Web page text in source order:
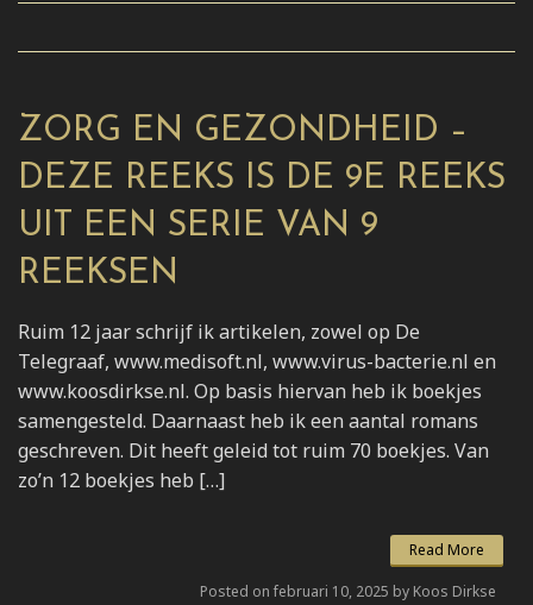
ZORG EN GEZONDHEID –
DEZE REEKS IS DE 9E REEKS
UIT EEN SERIE VAN 9
REEKSEN
Ruim 12 jaar schrijf ik artikelen, zowel op De
Telegraaf, www.medisoft.nl, www.virus-bacterie.nl en
www.koosdirkse.nl. Op basis hiervan heb ik boekjes
samengesteld. Daarnaast heb ik een aantal romans
geschreven. Dit heeft geleid tot ruim 70 boekjes. Van
zo’n 12 boekjes heb […]
Read More
Posted on februari 10, 2025 by Koos Dirkse